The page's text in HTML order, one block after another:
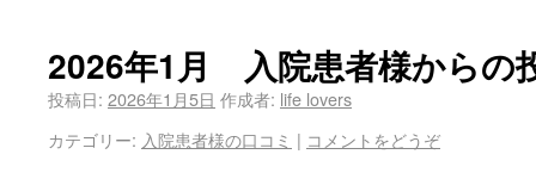
2026年1月 入院患者様からの
投稿日: 2026年1月5日 作成者: life lovers
カテゴリー: 入院患者様の口コミ | コメントをどうぞ